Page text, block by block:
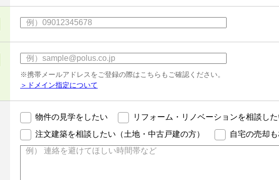
※携帯メールアドレスをご登録の際はこちらもご確認ください。
＞ドメイン指定について
物件の見学をしたい
リフォーム・リノベーションを相談し
注文建築を相談したい（土地・中古戸建の方）
自宅の売却